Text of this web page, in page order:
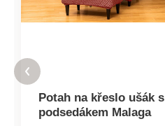
Potah na křeslo ušák s
podsedákem Malaga